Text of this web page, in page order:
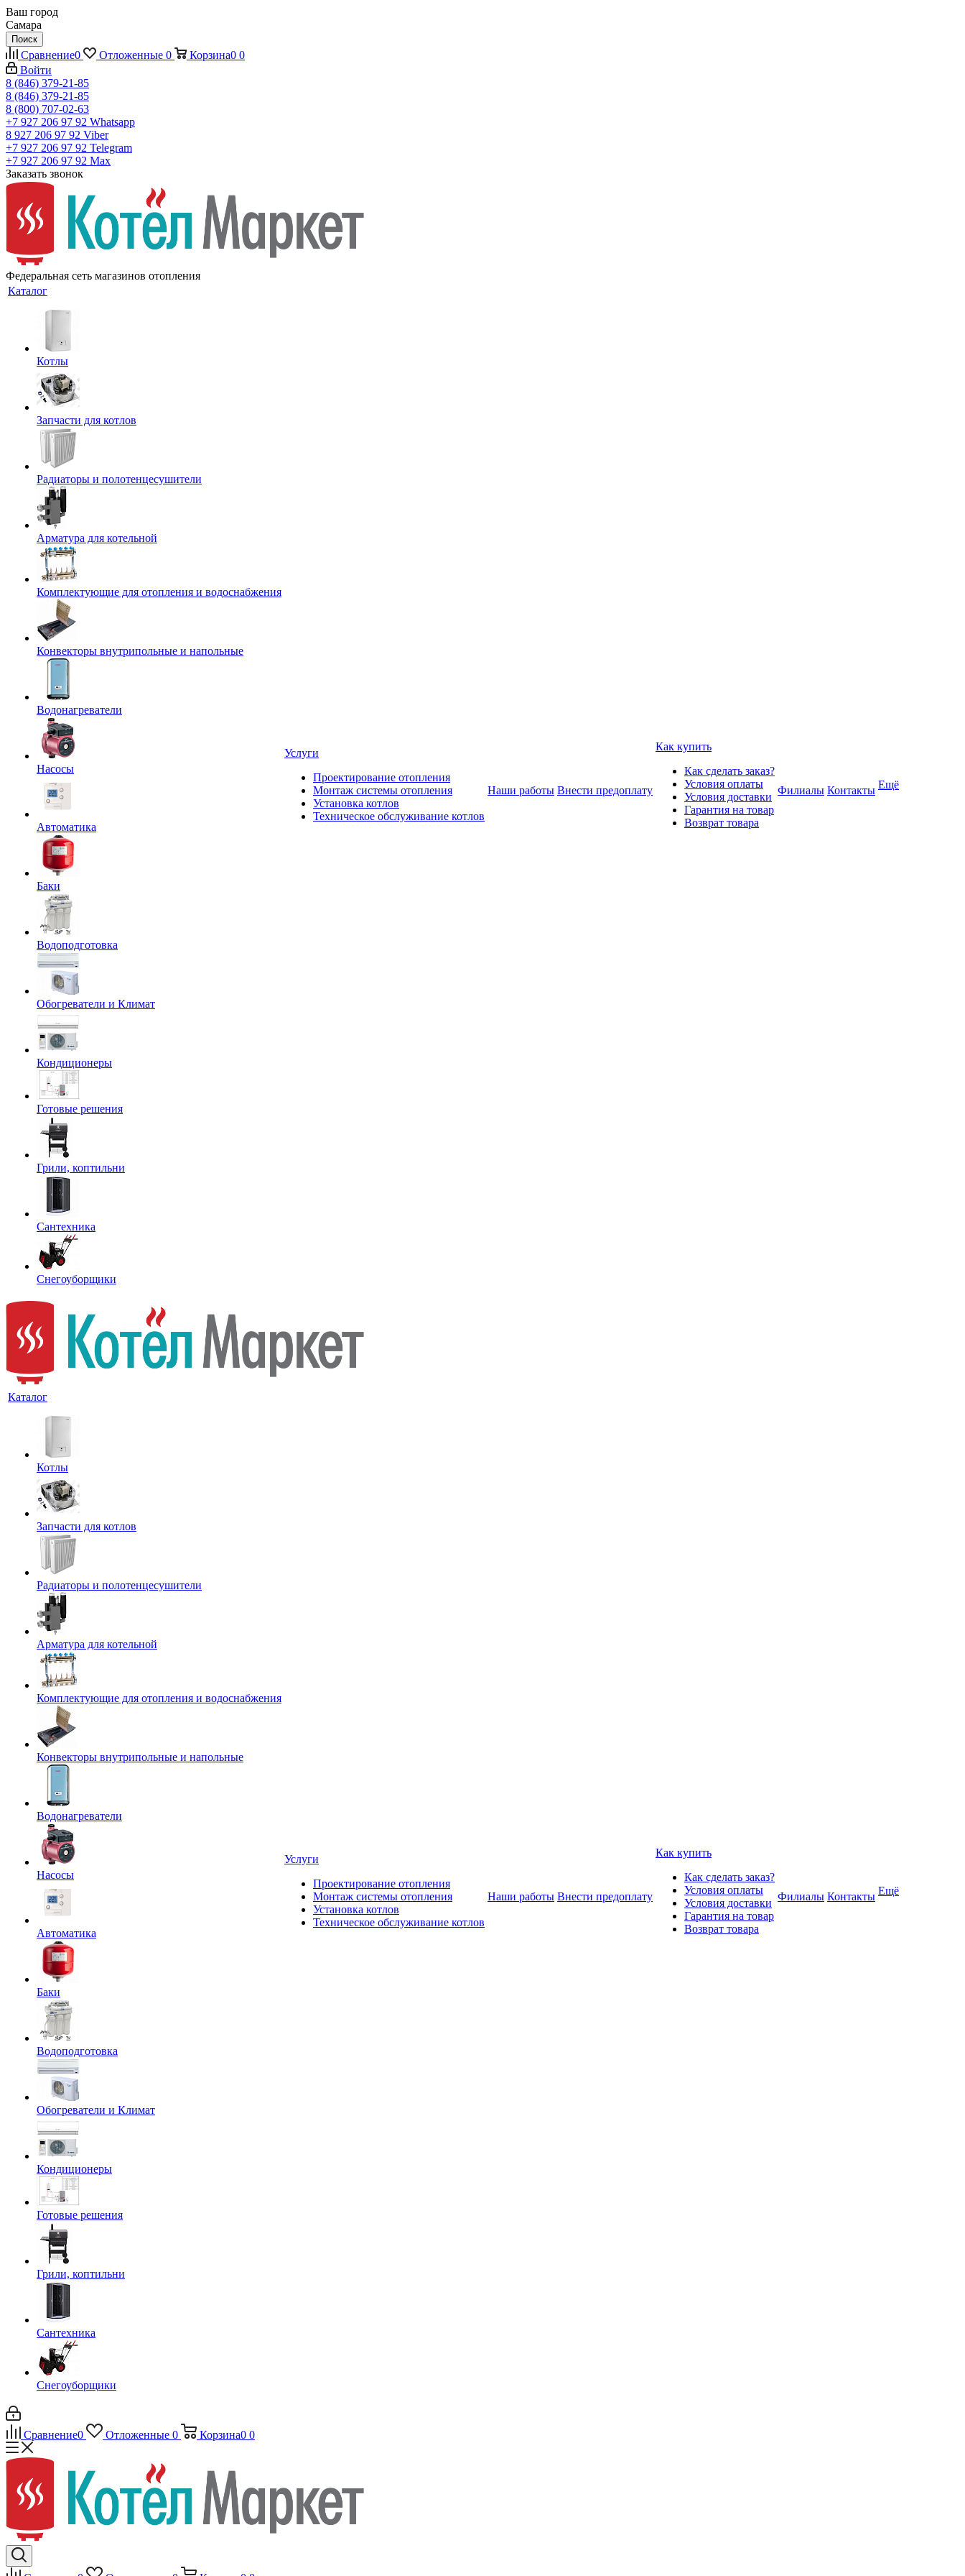
Ваш город
Самара
Поиск
Сравнение0 Отложенные 0 Корзина0 0
Войти
8 (846) 379-21-85
8 (846) 379-21-85
8 (800) 707-02-63
+7 927 206 97 92 Whatsapp
8 927 206 97 92 Viber
+7 927 206 97 92 Telegram
+7 927 206 97 92 Max
Заказать звонок
Федеральная сеть магазинов отопления
Каталог
Котлы
Запчасти для котлов
Радиаторы и полотенцесушители
Арматура для котельной
Комплектующие для отопления и водоснабжения
Конвекторы внутрипольные и напольные
Водонагреватели
Насосы
Автоматика
Баки
Водоподготовка
Обогреватели и Климат
Кондиционеры
Готовые решения
Грили, коптильни
Сантехника
Снегоуборщики
Услуги
Проектирование отопления
Монтаж системы отопления
Установка котлов
Техническое обслуживание котлов
Наши работы Внести предоплату
Как купить
Как сделать заказ?
Условия оплаты
Условия доставки
Гарантия на товар
Возврат товара
Филиалы Контакты Ещё
Каталог
Котлы
Запчасти для котлов
Радиаторы и полотенцесушители
Арматура для котельной
Комплектующие для отопления и водоснабжения
Конвекторы внутрипольные и напольные
Водонагреватели
Насосы
Автоматика
Баки
Водоподготовка
Обогреватели и Климат
Кондиционеры
Готовые решения
Грили, коптильни
Сантехника
Снегоуборщики
Услуги
Проектирование отопления
Монтаж системы отопления
Установка котлов
Техническое обслуживание котлов
Наши работы Внести предоплату
Как купить
Как сделать заказ?
Условия оплаты
Условия доставки
Гарантия на товар
Возврат товара
Филиалы Контакты Ещё
Сравнение0 Отложенные 0 Корзина0 0